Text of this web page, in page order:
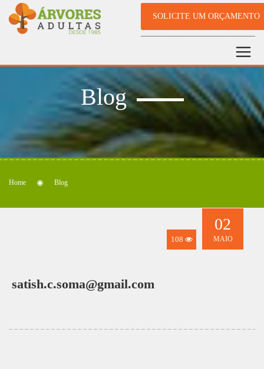
SOLICITE UM ORÇAMENTO
Blog
Home Blog
108
02
MAIO
satish.c.soma@gmail.com